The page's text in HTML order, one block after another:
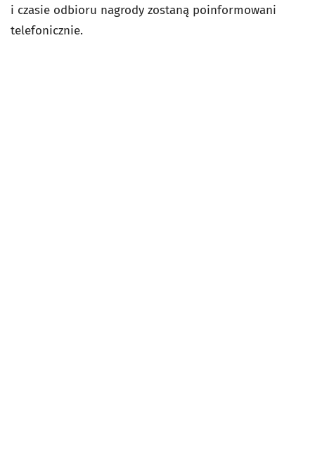
i czasie odbioru nagrody zostaną poinformowani
telefonicznie.